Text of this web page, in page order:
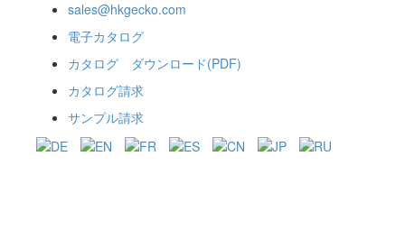
sales@hkgecko.com
電子カタログ
カタログ ダウンロード(PDF)
カタログ請求
サンプル請求